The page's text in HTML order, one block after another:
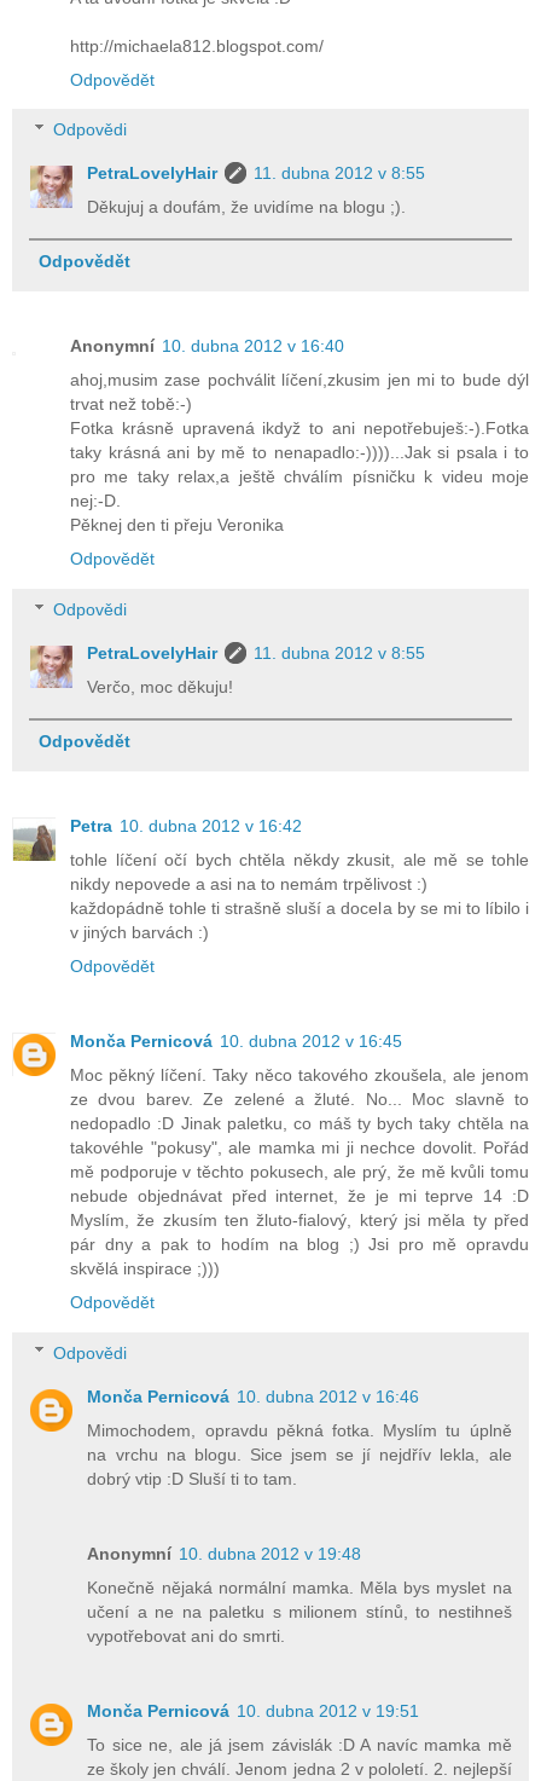
http://michaela812.blogspot.com/
Odpovědět
Odpovědi
PetraLovelyHair
11. dubna 2012 v 8:55
Děkujuj a doufám, že uvidíme na blogu ;).
Odpovědět
Anonymní 10. dubna 2012 v 16:40
ahoj,musim zase pochválit líčení,zkusim jen mi to bude dýl
trvat než tobě:-)
Fotka krásně upravená ikdyž to ani nepotřebuješ:-).Fotka
taky krásná ani by mě to nenapadlo:-))))...Jak si psala i to
pro me taky relax,a ještě chválím písničku k videu moje
nej:-D.
Pěknej den ti přeju Veronika
Odpovědět
Odpovědi
PetraLovelyHair
11. dubna 2012 v 8:55
Verčo, moc děkuju!
Odpovědět
Petra 10. dubna 2012 v 16:42
tohle líčení očí bych chtěla někdy zkusit, ale mě se tohle
nikdy nepovede a asi na to nemám trpělivost :)
každopádně tohle ti strašně sluší a docela by se mi to líbilo i
v jiných barvách :)
Odpovědět
Monča Pernicová 10. dubna 2012 v 16:45
Moc pěkný líčení. Taky něco takového zkoušela, ale jenom
ze dvou barev. Ze zelené a žluté. No... Moc slavně to
nedopadlo :D Jinak paletku, co máš ty bych taky chtěla na
takovéhle "pokusy", ale mamka mi ji nechce dovolit. Pořád
mě podporuje v těchto pokusech, ale prý, že mě kvůli tomu
nebude objednávat před internet, že je mi teprve 14 :D
Myslím, že zkusím ten žluto-fialový, který jsi měla ty před
pár dny a pak to hodím na blog ;) Jsi pro mě opravdu
skvělá inspirace ;)))
Odpovědět
Odpovědi
Monča Pernicová 10. dubna 2012 v 16:46
Mimochodem, opravdu pěkná fotka. Myslím tu úplně
na vrchu na blogu. Sice jsem se jí nejdřív lekla, ale
dobrý vtip :D Sluší ti to tam.
Anonymní 10. dubna 2012 v 19:48
Konečně nějaká normální mamka. Měla bys myslet na
učení a ne na paletku s milionem stínů, to nestihneš
vypotřebovat ani do smrti.
Monča Pernicová 10. dubna 2012 v 19:51
To sice ne, ale já jsem závislák :D A navíc mamka mě
ze školy jen chválí. Jenom jedna 2 v pololetí. 2. nejlepší